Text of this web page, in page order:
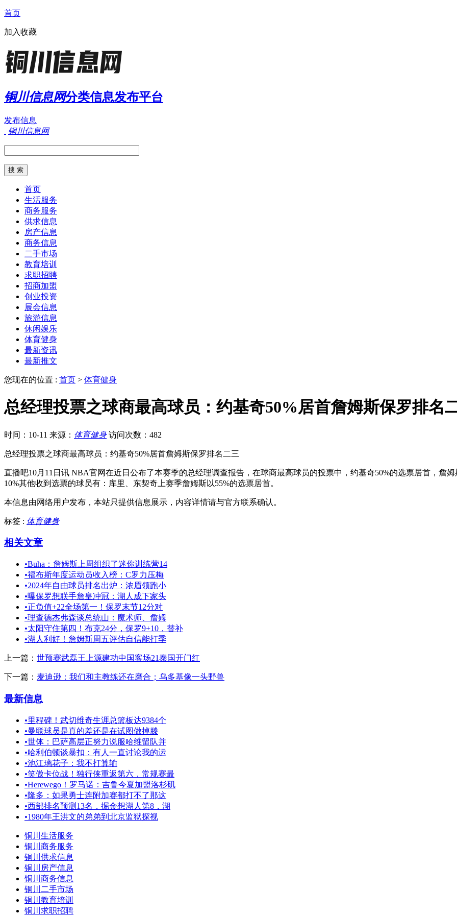
首页
加入收藏
铜川信息网分类信息发布平台
发布信息
铜川信息网
首页
生活服务
商务服务
供求信息
房产信息
商务信息
二手市场
教育培训
求职招聘
招商加盟
创业投资
展会信息
旅游信息
休闲娱乐
体育健身
最新资讯
最新推文
您现在的位置 : 首页 > 体育健身
总经理投票之球商最高球员：约基奇50%居首詹姆斯保罗排名
时间：10-11 来源： 体育健身 访问次数：482
总经理投票之球商最高球员：约基奇50%居首詹姆斯保罗排名二三
直播吧10月11日讯 NBA官网在近日公布了本赛季的总经理调查报告，在球商最高球员的投票中，约基奇50%的选票居首，詹
10%其他收到选票的球员有：库里、东契奇上赛季詹姆斯以55%的选票居首。
本信息由网络用户发布， 本站只提供信息展示，内容详情请与官方联系确认。
标签 : 体育健身
相关文章
•Buha：詹姆斯上周组织了迷你训练营14
•福布斯年度运动员收入榜：C罗力压梅
•2024年自由球员排名出炉：浓眉领跑小
•曝保罗想联手詹皇冲冠：湖人成下家头
•正负值+22全场第一！保罗末节12分对
•理查德杰弗森谈总统山：魔术师、詹姆
•太阳守住第四！布克24分，保罗9+10，替补
•湖人利好！詹姆斯周五评估自信能打季
上一篇： 世预赛武磊王上源建功中国客场21泰国开门红
下一篇： 麦迪逊：我们和主教练还在磨合；乌多基像一头野兽
最新信息
•里程碑！武切维奇生涯总篮板达9384个
•曼联球员是真的差还是在试图做掉滕
•世体：巴萨高层正努力说服哈维留队并
•哈利伯顿谈暴扣：有人一直讨论我的运
•池江璃花子：我不打算输
•笑傲卡位战！独行侠重返第六，常规赛最
•Herewego！罗马诺：吉鲁今夏加盟洛杉矶
•隆多：如果勇士连附加赛都打不了那这
•西部排名预测13名，掘金想湖人第8，湖
•1980年王洪文的弟弟到北京监狱探视
铜川生活服务
铜川商务服务
铜川供求信息
铜川房产信息
铜川商务信息
铜川二手市场
铜川教育培训
铜川求职招聘